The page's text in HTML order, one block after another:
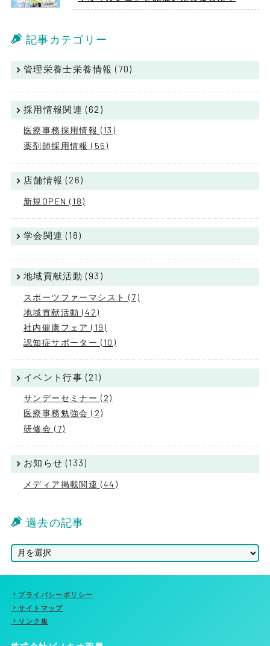
記事カテゴリー
管理栄養士栄養情報 (70)
採用情報関連 (62)
医療事務採用情報 (13)
薬剤師採用情報 (55)
店舗情報 (26)
新規OPEN (18)
学会関連 (18)
地域貢献活動 (93)
スポーツファーマシスト (7)
地域貢献活動 (42)
社内健康フェア (19)
認知症サポーター (10)
イベント行事 (21)
サンデーセミナー (2)
医療事務勉強会 (2)
研修会 (7)
お知らせ (133)
メディア掲載関連 (44)
過去の記事
プライバシーポリシー
サイトマップ
リンク集